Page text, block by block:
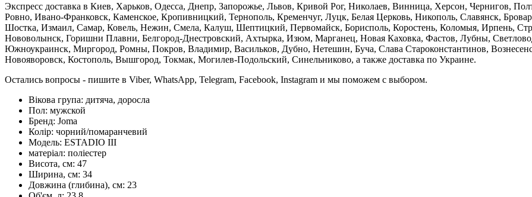
Экспресс доставка в Киев, Харьков, Одесса, Днепр, Запорожье, Львов, Кривой Рог, Николаев, Винница, Херсон, Чернигов,
Ровно, Ивано-Франковск, Каменское, Кропивницкий, Тернополь, Кременчуг, Луцк, Белая Церковь, Никополь, Славянск,
Шостка, Измаил, Самар, Ковель, Нежин, Смела, Калуш, Шептицкий, Первомайск, Борисполь, Коростень, Коломыя, Ирпень,
Нововолынск, Горишни Плавни, Белгород-Днестровский, Ахтырка, Изюм, Марганец, Новая Каховка, Фастов, Лубны,
Южноукраинск, Миргород, Ромны, Покров, Владимир, Васильков, Дубно, Нетешин, Буча, Слава Староконстантинов,
Новояворовск, Костополь, Вышгород, Токмак, Могилев-Подольский, Синельниково, а также доставка по Украине.
Остались вопросы - пишите в Viber, WhatsApp, Telegram, Facebook, Instagram и мы поможем с выбором.
Вікова група: дитяча, доросла
Пол: мужской
Бренд: Joma
Колір: чорний/помаранчевий
Модель: ESTADIO III
матеріал: поліестер
Висота, см: 47
Ширина, см: 34
Довжина (глибина), см: 23